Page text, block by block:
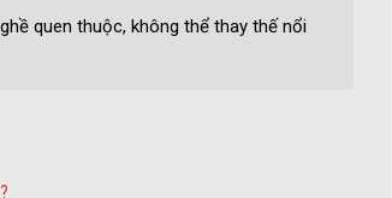
quen thuộc, không thể thay thế nổi